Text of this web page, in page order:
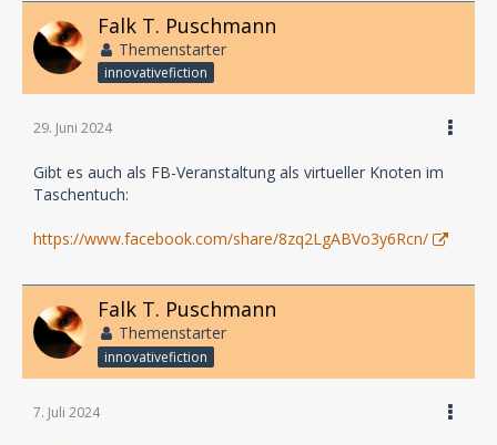
Falk T. Puschmann
Themenstarter
innovativefiction
29. Juni 2024
Gibt es auch als FB-Veranstaltung als virtueller Knoten im
Taschentuch:
https://www.facebook.com/share/8zq2LgABVo3y6Rcn/
Falk T. Puschmann
Themenstarter
innovativefiction
7. Juli 2024